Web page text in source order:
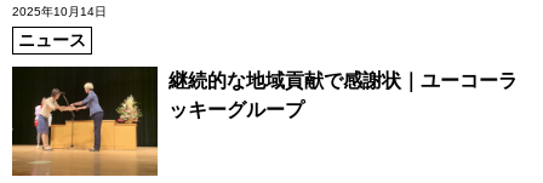
2025年10月14日
ニュース
継続的な地域貢献で感謝状｜ユーコーラ
ッキーグループ